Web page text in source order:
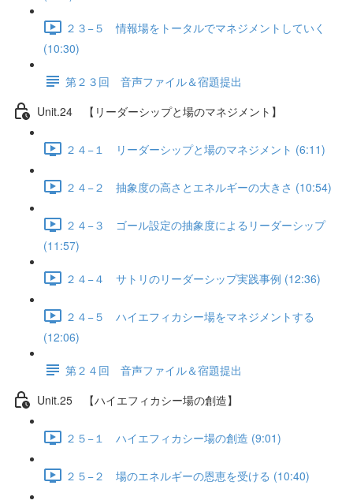
２３−５ 情報場をトータルでマネジメントしていく
(10:30)
第２３回 音声ファイル＆宿題提出
Unit.24 【リーダーシップと場のマネジメント】
２４−１ リーダーシップと場のマネジメント (6:11)
２４−２ 抽象度の高さとエネルギーの大きさ (10:54)
２４−３ ゴール設定の抽象度によるリーダーシップ
(11:57)
２４−４ サトリのリーダーシップ実践事例 (12:36)
２４−５ ハイエフィカシー場をマネジメントする
(12:06)
第２４回 音声ファイル＆宿題提出
Unit.25 【ハイエフィカシー場の創造】
２５−１ ハイエフィカシー場の創造 (9:01)
２５−２ 場のエネルギーの恩恵を受ける (10:40)